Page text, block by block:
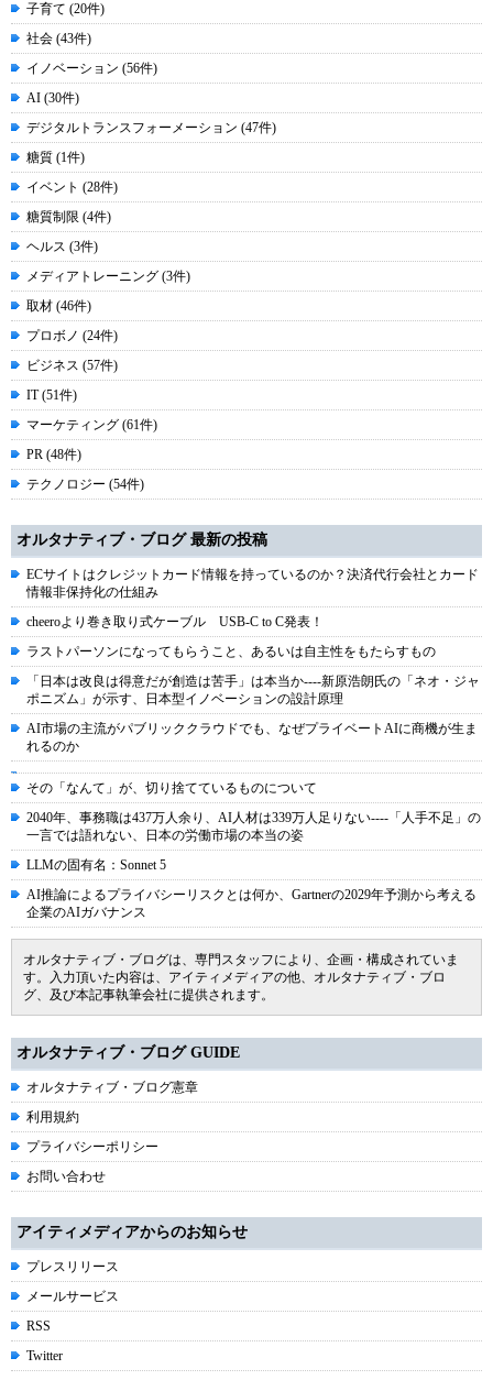
子育て (20件)
社会 (43件)
イノベーション (56件)
AI (30件)
デジタルトランスフォーメーション (47件)
糖質 (1件)
イベント (28件)
糖質制限 (4件)
ヘルス (3件)
メディアトレーニング (3件)
取材 (46件)
プロボノ (24件)
ビジネス (57件)
IT (51件)
マーケティング (61件)
PR (48件)
テクノロジー (54件)
オルタナティブ・ブログ 最新の投稿
ECサイトはクレジットカード情報を持っているのか？決済代行会社とカード
情報非保持化の仕組み
cheeroより巻き取り式ケーブル USB-C to C発表！
ラストパーソンになってもらうこと、あるいは自主性をもたらすもの
「日本は改良は得意だが創造は苦手」は本当か----新原浩朗氏の「ネオ・ジャ
ポニズム」が示す、日本型イノベーションの設計原理
AI市場の主流がパブリッククラウドでも、なぜプライベートAIに商機が生ま
れるのか
その「なんて」が、切り捨てているものについて
2040年、事務職は437万人余り、AI人材は339万人足りない----「人手不足」の
一言では語れない、日本の労働市場の本当の姿
LLMの固有名：Sonnet 5
AI推論によるプライバシーリスクとは何か、Gartnerの2029年予測から考える
企業のAIガバナンス
オルタナティブ・ブログは、専門スタッフにより、企画・構成されていま
す。入力頂いた内容は、アイティメディアの他、オルタナティブ・ブロ
グ、及び本記事執筆会社に提供されます。
オルタナティブ・ブログ GUIDE
オルタナティブ・ブログ憲章
利用規約
プライバシーポリシー
お問い合わせ
アイティメディアからのお知らせ
プレスリリース
メールサービス
RSS
Twitter